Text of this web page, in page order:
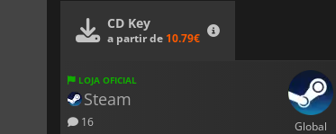
CD Key
a partir de 10.79€
LOJA OFICIAL
Steam
16 Global